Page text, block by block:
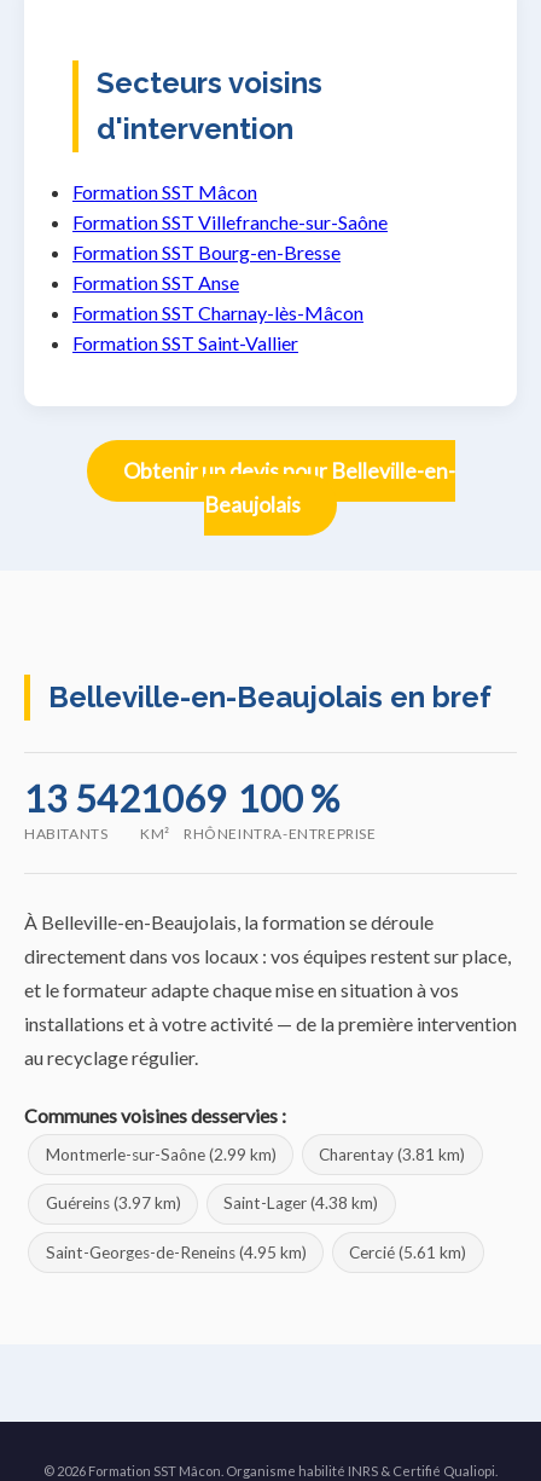
Secteurs voisins
d'intervention
Formation SST Mâcon
Formation SST Villefranche-sur-Saône
Formation SST Bourg-en-Bresse
Formation SST Anse
Formation SST Charnay-lès-Mâcon
Formation SST Saint-Vallier
Obtenir un devis pour Belleville-en-
Beaujolais
Belleville-en-Beaujolais en bref
13 542
HABITANTS
10
KM²
69
RHÔNE
100 %
INTRA-ENTREPRISE
À Belleville-en-Beaujolais, la formation se déroule
directement dans vos locaux : vos équipes restent sur place,
et le formateur adapte chaque mise en situation à vos
installations et à votre activité — de la première intervention
au recyclage régulier.
Communes voisines desservies :
Montmerle-sur-Saône (2.99 km) Charentay (3.81 km)
Guéreins (3.97 km) Saint-Lager (4.38 km)
Saint-Georges-de-Reneins (4.95 km) Cercié (5.61 km)
© 2026 Formation SST Mâcon. Organisme habilité INRS & Certifié Qualiopi.